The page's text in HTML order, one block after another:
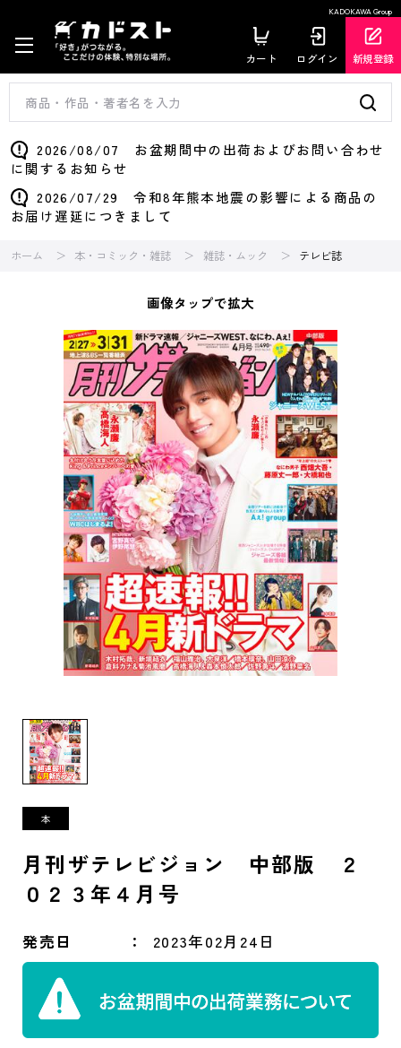
KADOKAWA Group
カート ログイン 新規登録
2026/08/07 お盆期間中の出荷およびお問い合わせ
に関するお知らせ
2026/07/29 令和8年熊本地震の影響による商品の
お届け遅延につきまして
ホーム 本・コミック・雑誌 雑誌・ムック テレビ誌
画像タップで拡大
月刊ザテレビジョン 中部版 ２
０２３年４月号
発売日 2023年02月24日